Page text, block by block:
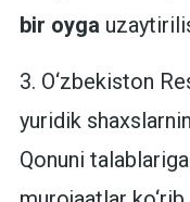
bir oyga
3. O‘zbekiston
yuridik
Qonuni